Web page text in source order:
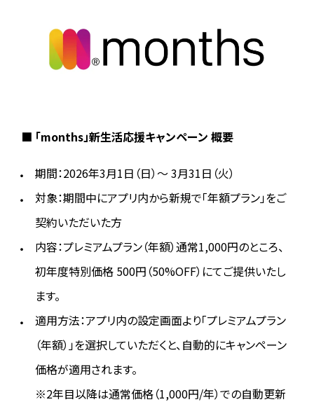
■ 「months」新生活応援キャンペーン 概要
期間：2026年3月1日（日）〜 3月31日（火）
対象：期間中にアプリ内から新規で「年額プラン」をご
契約いただいた方
内容：プレミアムプラン（年額）通常1,000円のところ、
初年度特別価格 500円（50%OFF）にてご提供いたし
ます。
適用方法：アプリ内の設定画面より「プレミアムプラン
（年額）」を選択していただくと、自動的にキャンペーン
価格が適用されます。
※2年目以降は通常価格（1,000円/年）での自動更新